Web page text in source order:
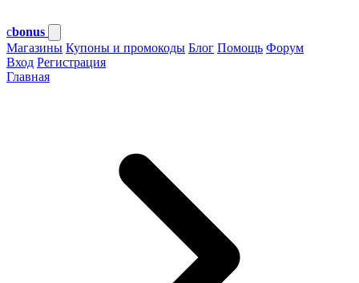
cbonus
Магазины Купоны и промокоды Блог Помощь Форум
Вход Регистрация
Главная